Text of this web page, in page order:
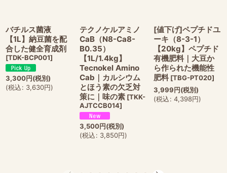
バチルス菌液
【1L】納豆菌を配
合した健全育成剤
[TDK-BCP001]
3,300円(税別)
(税込: 3,630円)
テクノケルアミノ
CaB（N8-Ca8-
B0.35）
【1L/1.4kg】
Tecnokel Amino
Cab｜カルシウム
とほう素の欠乏対
策に｜味の素 [TKK-
AJTCCB014]
3,500円(税別)
(税込: 3,850円)
[値下げ]ペプチドユ
ーキ（8-3-1）
【20kg】ペプチド
有機肥料｜大豆か
ら作られた機能性
肥料 [TBG-PT020]
3,999円(税別)
(税込: 4,398円)